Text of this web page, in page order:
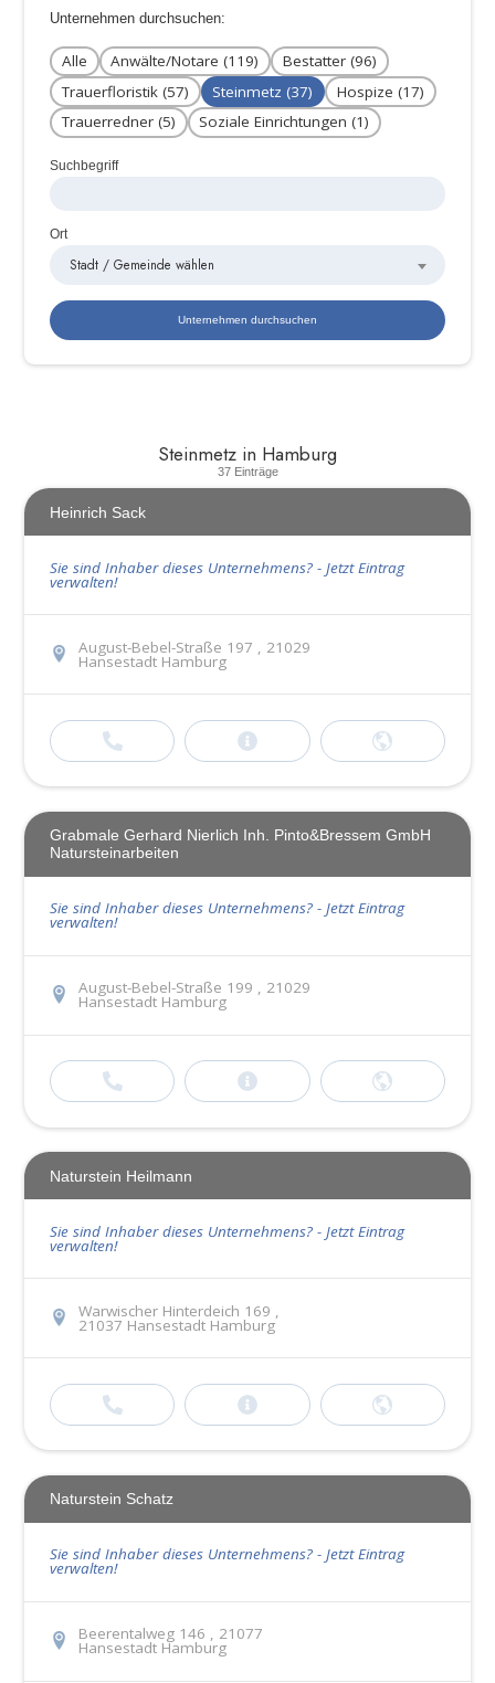
Unternehmen durchsuchen:
Alle Anwälte/Notare (119)
Bestatter (96)
Trauerfloristik (57)
Steinmetz (37)
Hospize (17)
Trauerredner (5)
Soziale Einrichtungen (1)
Suchbegriff
Ort
Stadt / Gemeinde wählen
Steinmetz in Hamburg
37 Einträge
Heinrich Sack
Sie sind Inhaber dieses Unternehmens? - Jetzt Eintrag
verwalten!
August-Bebel-Straße 197 , 21029
Hansestadt Hamburg
Grabmale Gerhard Nierlich Inh. Pinto&Bressem GmbH
Natursteinarbeiten
Sie sind Inhaber dieses Unternehmens? - Jetzt Eintrag
verwalten!
August-Bebel-Straße 199 , 21029
Hansestadt Hamburg
Naturstein Heilmann
Sie sind Inhaber dieses Unternehmens? - Jetzt Eintrag
verwalten!
Warwischer Hinterdeich 169 ,
21037 Hansestadt Hamburg
Naturstein Schatz
Sie sind Inhaber dieses Unternehmens? - Jetzt Eintrag
verwalten!
Beerentalweg 146 , 21077
Hansestadt Hamburg